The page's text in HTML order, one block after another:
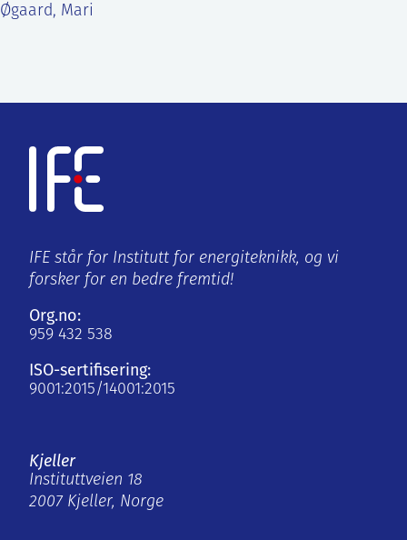
Øgaard, Mari
IFE står for Institutt for energiteknikk, og vi
forsker for en bedre fremtid!
Org.no:
959 432 538
ISO-sertifisering:
9001:2015/14001:2015
Kjeller
Instituttveien 18
2007 Kjeller, Norge